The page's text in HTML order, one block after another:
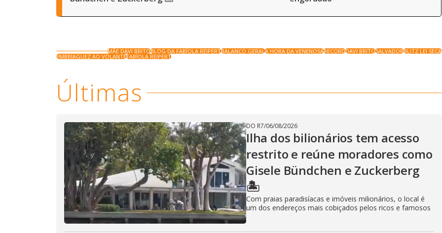
MÃE DAVI BRITOBLOG DA FABÍOLA REIPERTBALANCO GERALA HORA DA VENENOSARECORDDAVI BRITOSALVADORBLITZ LEI SECA
EMBRIAGUEZ AO VOLANTEFABÍOLA REIPERT
Últimas
DO R7/06/08/2026
Ilha dos bilionários tem acesso
restrito e reúne moradores como
Gisele Bündchen e Zuckerberg
🏝️
Com praias paradisíacas e imóveis milionários, o local é
um dos endereços mais cobiçados pelos ricos e famosos